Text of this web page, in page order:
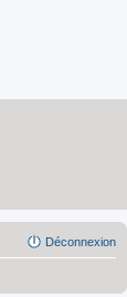
Déconnexion